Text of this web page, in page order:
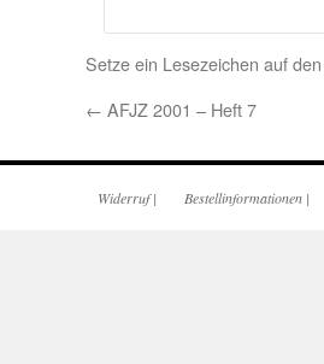
Setze ein Lesezeichen auf
← AFJZ 2001 – Heft 7
Widerruf| Bestellinformationen |